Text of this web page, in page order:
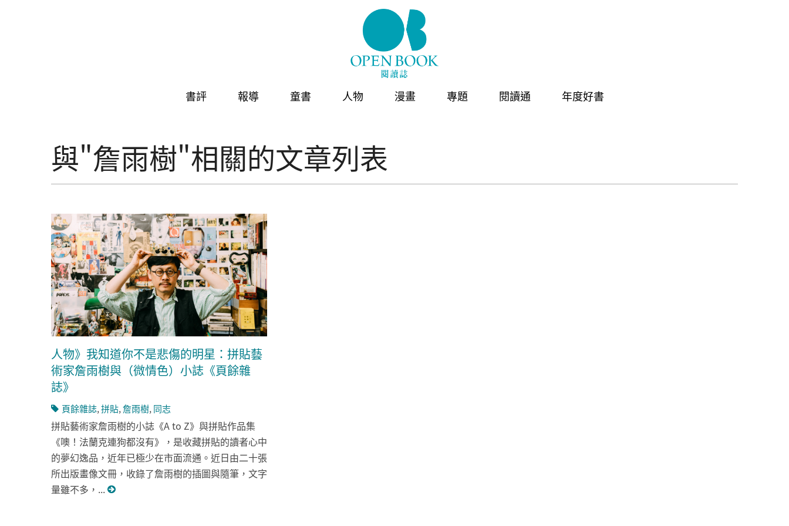
書評 報導 童書 人物 漫畫 專題 閱讀通 年度好書
與"詹雨樹"相關的文章列表
人物》我知道你不是悲傷的明星：拼貼藝
術家詹雨樹與（微情色）小誌《頁餘雜
誌》
頁餘雜誌,拼貼,詹雨樹, 同志
拼貼藝術家詹雨樹的小誌《A to Z》與拼貼作品集
《噢！法蘭克連狗都沒有》，是收藏拼貼的讀者心中
的夢幻逸品，近年已極少在市面流通。近日由二十張
所出版畫像文冊，收錄了詹雨樹的插圖與隨筆，文字
量雖不多，...